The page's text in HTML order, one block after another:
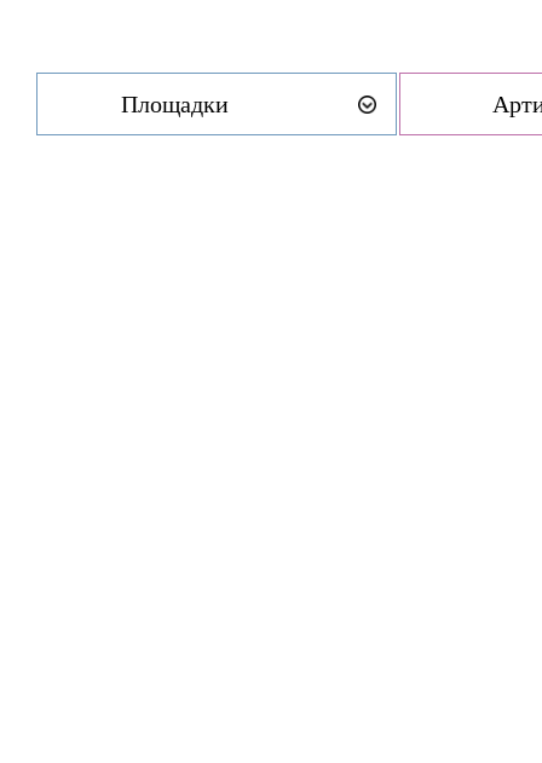
Площадки